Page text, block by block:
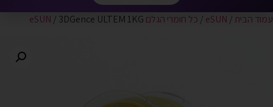
עמוד הבית/
eSUN
/ כל חומרי הגלם eSUN / 3DGence ULTEM 1KG